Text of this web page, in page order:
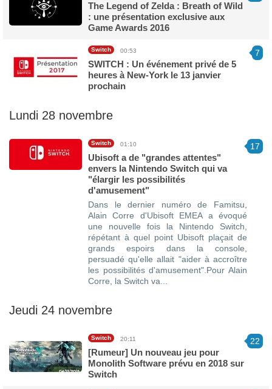
The Legend of Zelda : Breath of Wild
: une présentation exclusive aux
Game Awards 2016
7
Switch 00:53
SWITCH : Un événement privé de 5
heures à New-York le 13 janvier
prochain
Lundi 28 novembre
17
Switch 01:10
Ubisoft a de "grandes attentes"
envers la Nintendo Switch qui va
"élargir les possibilités
d'amusement"
Dans le dernier numéro de Famitsu,
Alain Corre d'Ubisoft EMEA a évoqué
une nouvelle fois la Nintendo Switch,
répétant à quel point Ubisoft plaçait de
grands espoirs dans la console,
persuadé qu'elle allait "aider à accroître
les possibilités d'amusement".Pour Alain
Corre, la Switch va...
Jeudi 24 novembre
22
Switch 20:11
[Rumeur] Un nouveau jeu pour
Monolith Software prévu en 2018 sur
Switch